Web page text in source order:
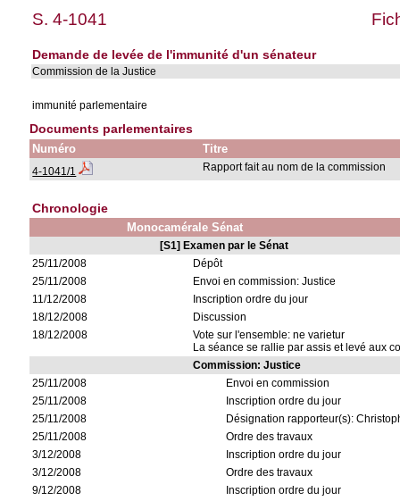
S. 4-1041
Demande de levée de l'immunité d'un sénateur
Commission de la Justice
immunité parlementaire
Documents parlementaires
Numéro Titre
4-1041/1 Rapport fait au nom de la commission
Chronologie
Monocamérale Sénat
[S1] Examen par le Sénat
25/11/2008
Dépôt
25/11/2008
Envoi en commission: Justice
11/12/2008
Inscription ordre du jour
18/12/2008
Discussion
18/12/2008
Vote sur l'ensemble: ne varietur
La séance se rallie par assis et levé aux
Commission: Justice
25/11/2008
Envoi en commission
25/11/2008
Inscription ordre du jour
25/11/2008
Désignation rapporteur(s):
25/11/2008
Ordre des travaux
3/12/2008
Inscription ordre du jour
3/12/2008
Ordre des travaux
9/12/2008
Inscription ordre du jour